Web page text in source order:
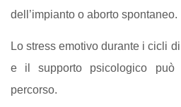
dell’impianto o aborto spontaneo.
Lo stress emotivo durante i cicli
e il supporto psicologico può
percorso.